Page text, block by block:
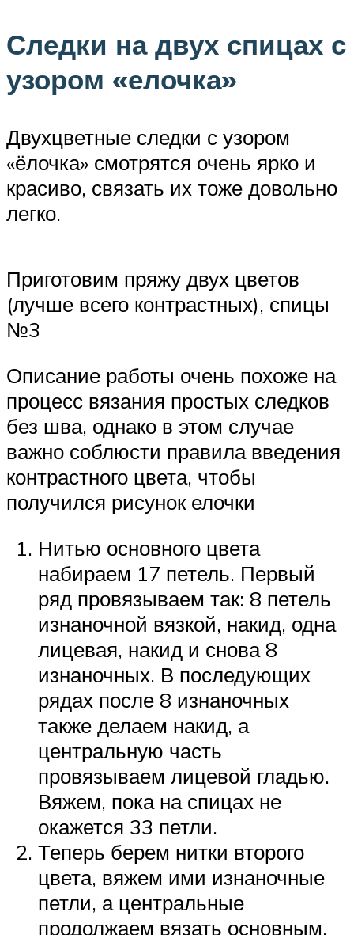
Следки на двух спицах с
узором «елочка»
Двухцветные следки с узором
«ёлочка» смотрятся очень ярко и
красиво, связать их тоже довольно
легко.
Приготовим пряжу двух цветов
(лучше всего контрастных), спицы
№3
Описание работы очень похоже на
процесс вязания простых следков
без шва, однако в этом случае
важно соблюсти правила введения
контрастного цвета, чтобы
получился рисунок елочки
Нитью основного цвета
набираем 17 петель. Первый
ряд провязываем так: 8 петель
изнаночной вязкой, накид, одна
лицевая, накид и снова 8
изнаночных. В последующих
рядах после 8 изнаночных
также делаем накид, а
центральную часть
провязываем лицевой гладью.
Вяжем, пока на спицах не
окажется 33 петли.
Теперь берем нитки второго
цвета, вяжем ими изнаночные
петли, а центральные
продолжаем вязать основным.